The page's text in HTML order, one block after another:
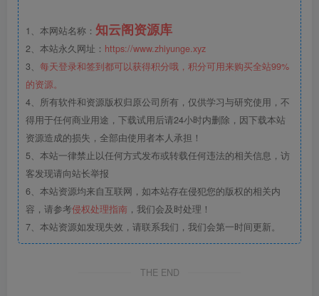
1、本网站名称： 知云阁资源库
2、本站永久网址： https://www.zhiyunge.xyz
3、 每天登录和签到都可以获得积分哦，积分可用来购买全站99%
的资源。
4、所有软件和资源版权归原公司所有，仅供学习与研究使用，不
得用于任何商业用途，下载试用后请24小时内删除，因下载本站
资源造成的损失，全部由使用者本人承担！
5、本站一律禁止以任何方式发布或转载任何违法的相关信息，访
客发现请向站长举报
6、本站资源均来自互联网，如本站存在侵犯您的版权的相关内
容，请参考侵权处理指南 ，我们会及时处理！
7、本站资源如发现失效，请联系我们，我们会第一时间更新。
THE END